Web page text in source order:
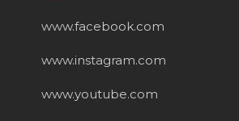
www.facebook.com
www.instagram.com
www.youtube.com